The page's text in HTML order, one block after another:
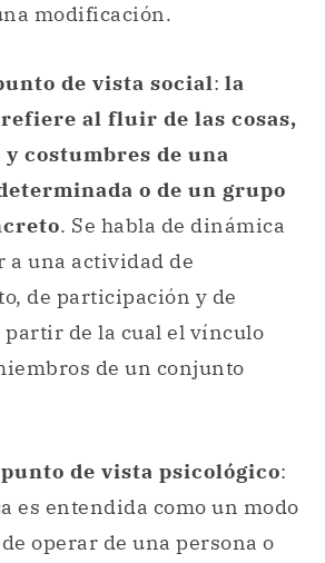
modificación.
de vista social: la
al fluir de las cosas,
costumbres de una
o de un grupo
. Se habla de dinámica
a una actividad de
de participación y de
partir de la cual el vínculo
de un conjunto
de vista psicológico:
es entendida como un modo
operar de una persona o